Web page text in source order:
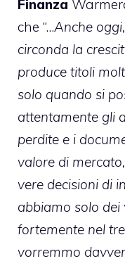
Finanza
che “…Anche
circonda la
produce titoli
solo quando si
attentamente gli
perdite e i
valore di
vere decisioni di
abbiamo solo
fortemente nel
vorremmo